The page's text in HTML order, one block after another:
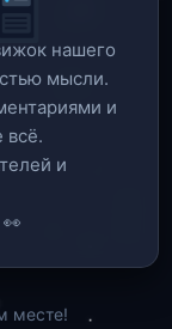
нашего
мысли.
и
всё.
и
месте!